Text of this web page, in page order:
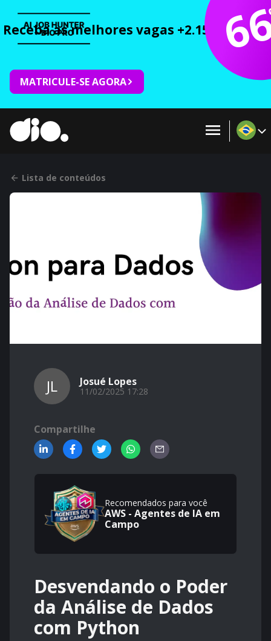
Receba as melhores vagas +2.150 cursos
MATRICULE-SE AGORA
Lista de conteúdos
JL Josué Lopes
11/02/2025 17:28
Compartilhe
Recomendados para você
AWS - Agentes de IA em
Campo
Desvendando o Poder
da Análise de Dados
com Python